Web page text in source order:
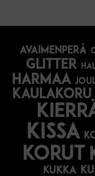
avaimenperä
glitter
harmaa
kaulakoru
kissa
korut
kukka